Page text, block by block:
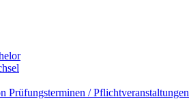
Prüfungsterminen / Pflichtveranstaltungen